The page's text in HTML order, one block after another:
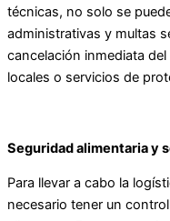
técnicas, no solo se
administrativas y multas
cancelación inmediata
locales o servicios de
Seguridad alimentaria y
Para llevar a cabo la
necesario tener un